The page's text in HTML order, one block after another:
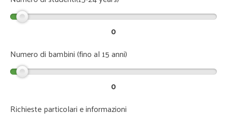
0
Numero di bambini (fino al 15 anni)
0
Richieste particolari e informazioni